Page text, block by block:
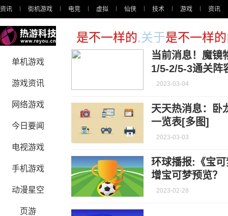
资讯 街机游戏 电竞 虚拟 仙侠 技术 游戏 资讯
单机游戏
游戏资讯
网络游戏
今日要闻
电视游戏
手机游戏
动漫星空
页游
是不一样的,关于是不一样的
当前消息！魔镜
1/5-2/5-3通关阵
2023-03-04
天天热消息：卧
一览表[多图]
2023-03-03
环球播报:《宝
增宝可梦预览？
2023-02-28